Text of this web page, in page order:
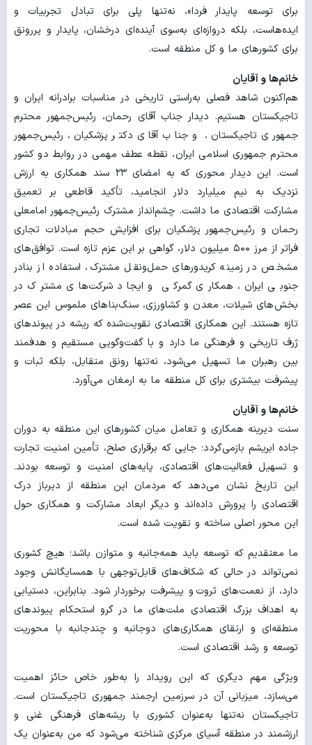
برای توسعه پایدار فردا»، نه‌تنها پلی برای تبادل تجربیات و
ایده‌هاست، بلکه دروازه‌ای به‌سوی آینده‌ای درخشان، پایدار و پررونق
برای کشورهای ما و کل منطقه است.
خانم‌ها و آقایان
هم‌اکنون شاهد فصلی به‌راستی تاریخی در مناسبات برادرانه ایران و
تاجیکستان هستیم. دیدار جناب آقای رحمان، رئیس‌جمهور محترم
جمهوری تاجیکستان، و جناب آقای دکتر پزشکیان، رئیس‌جمهور
محترم جمهوری اسلامی ایران، نقطه عطف مهمی در روابط دو کشور
است. این دیدار محوری که به امضای ۲۳ سند همکاری به ارزش
نزدیک به نیم میلیارد دلار انجامید، تأکید قاطعی بر تعمیق
مشارکت اقتصادی ما داشت. چشم‌انداز مشترک رئیس‌جمهور امامعلی
رحمان و رئیس‌جمهور پزشکیان برای افزایش حجم مبادلات تجاری
فراتر از مرز ۵۰۰ میلیون دلار، گواهی بر این عزم تازه است. توافق‌های
مشخص در زمینه کریدورهای حمل‌ونقل مشترک، استفاده از بنادر
جنوبی ایران، همکاری گمرکی و ایجاد شرکت‌های مشترک در
بخش‌های شیلات، معدن و کشاورزی، سنگ‌بناهای ملموس این عصر
تازه هستند. این همکاری اقتصادی تقویت‌شده که ریشه در پیوندهای
ژرف تاریخی و فرهنگی ما دارد و با گفت‌وگویی مستقیم و هدفمند
بین رهبران ما تسهیل می‌شود، نه‌تنها رونق متقابل، بلکه ثبات و
پیشرفت بیشتری برای کل منطقه ما به ارمغان می‌آورد.
خانم‌ها و آقایان
سنت دیرینه همکاری و تعامل میان کشورهای این منطقه به دوران
جاده ابریشم بازمی‌گردد؛ جایی که برقراری صلح، تأمین امنیت تجارت
و تسهیل فعالیت‌های اقتصادی، پایه‌های امنیت و توسعه بودند.
این تاریخ نشان می‌دهد که مردمان این منطقه از دیرباز درک
اقتصادی را پرورش داده‌اند و دیگر ابعاد مشارکت و همکاری حول
این محور اصلی ساخته و تقویت شده است.
ما معتقدیم که توسعه باید همه‌جانبه و متوازن باشد؛ هیچ کشوری
نمی‌تواند در حالی که شکاف‌های قابل‌توجهی با همسایگانش وجود
دارد، از نعمت‌های ثروت و پیشرفت برخوردار شود. بنابراین، دستیابی
به اهداف بزرگ اقتصادی ملت‌های ما در گرو استحکام پیوندهای
منطقه‌ای و ارتقای همکاری‌های دوجانبه و چندجانبه با محوریت
توسعه و رشد اقتصادی است.
ویژگی مهم دیگری که این رویداد را به‌طور خاص حائز اهمیت
می‌سازد، میزبانی آن در سرزمین ارجمند جمهوری تاجیکستان است.
تاجیکستان نه‌تنها به‌عنوان کشوری با ریشه‌های فرهنگی غنی و
ارزشمند در منطقه آسیای مرکزی شناخته می‌شود که من به‌عنوان یک